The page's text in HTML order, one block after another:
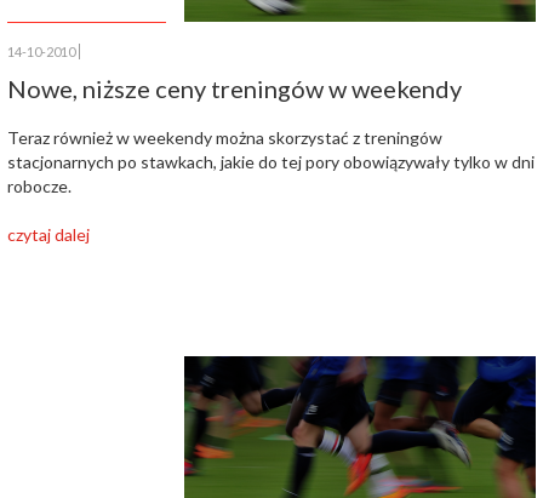
14-10-2010
Nowe, niższe ceny treningów w weekendy
Teraz również w weekendy można skorzystać z treningów
stacjonarnych po stawkach, jakie do tej pory obowiązywały tylko w dni
robocze.
czytaj dalej